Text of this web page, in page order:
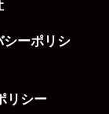
シーポリシ
リシー